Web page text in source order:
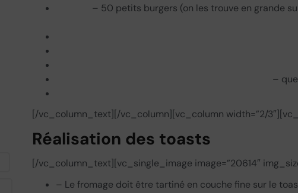
– 50 petits burgers (on les trouve en grande
–
[/vc_column_text][/vc_column][vc_column width=”2/
Réalisation des toasts
[/vc_column_text][vc_single_image image=”20614″
– Le fromage doit être tartiné en couche fine sur le